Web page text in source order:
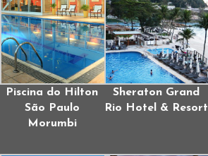
Piscina do Hilton
São Paulo
Morumbi
Sheraton Grand
Rio Hotel & Resort